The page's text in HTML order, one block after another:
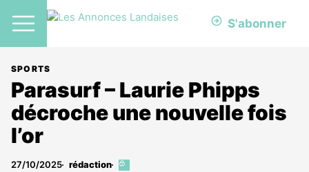
S'abonner
SPORTS
Parasurf – Laurie Phipps
décroche une nouvelle fois
l’or
27/10/2025 rédaction
Cet